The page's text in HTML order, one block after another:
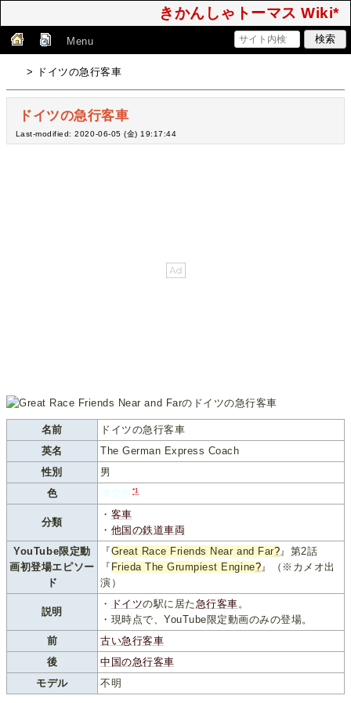
きかんしゃトーマス Wiki*
Menu
> ドイツの急行客車
ドイツの急行客車
Last-modified: 2020-06-05 (金) 19:17:44
名前
ドイツの急行客車
英名
The German Express Coach
性別
男
色
淡空色 *1
分類
・ 客車
・ 他国の鉄道車両
YouTube限定動
画初登場エピソー
ド
『Great Race Friends Near and Far? 』第2話
『 Frieda The Grumpiest Engine? 』（※カメオ出
演）
説明
・ ドイツの駅に居た急行客車 。
・現時点で、YouTube限定動画のみの登場。
前
古い急行客車
後
中国の急行客車
モデル
不明